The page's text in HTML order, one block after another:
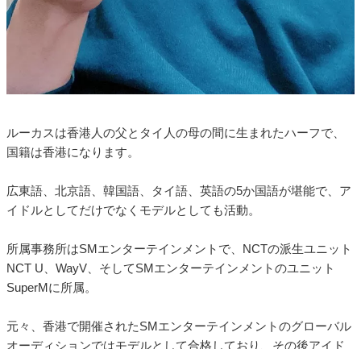
ルーカスは香港人の父とタイ人の母の間に生まれたハーフで、
国籍は香港になります。
広東語、北京語、韓国語、タイ語、英語の5か国語が堪能で、ア
イドルとしてだけでなくモデルとしても活動。
所属事務所はSMエンターテインメントで、NCTの派生ユニット
NCT U、WayV、そしてSMエンターテインメントのユニット
SuperMに所属。
元々、香港で開催されたSMエンターテインメントのグローバル
オーディションではモデルとして合格しており、その後アイド